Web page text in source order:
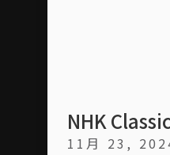
NHK
11月 23,